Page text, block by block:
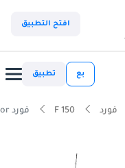
افتح التطبيق
بع تطبيق
فورد F 150 فورد F 150 3.5L ECOBOOST Shaseor